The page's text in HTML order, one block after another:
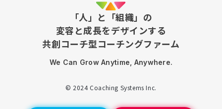
「人」と「組織」の
変容と成長をデザインする
共創コーチ型コーチングファーム
We Can Grow Anytime, Anywhere.
© 2024 Coaching Systems Inc.